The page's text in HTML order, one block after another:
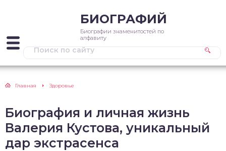
БИОГРАФИЙ
Биографии знаменитостей по
алфавиту
Главная Здоровье
Биография и личная жизнь
Валерия Кустова, уникальный
дар экстрасенса